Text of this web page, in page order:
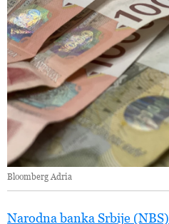
Bloomberg Adria
Narodna banka Srbije (NBS)